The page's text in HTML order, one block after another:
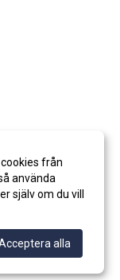
från
använda
själv om du vill
alla